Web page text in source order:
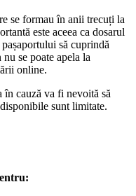
se formau în anii trecuți la
este aceea ca dosarul
să cuprindă
se poate apela la
online.
în cauză va fi nevoită să
sunt limitate.